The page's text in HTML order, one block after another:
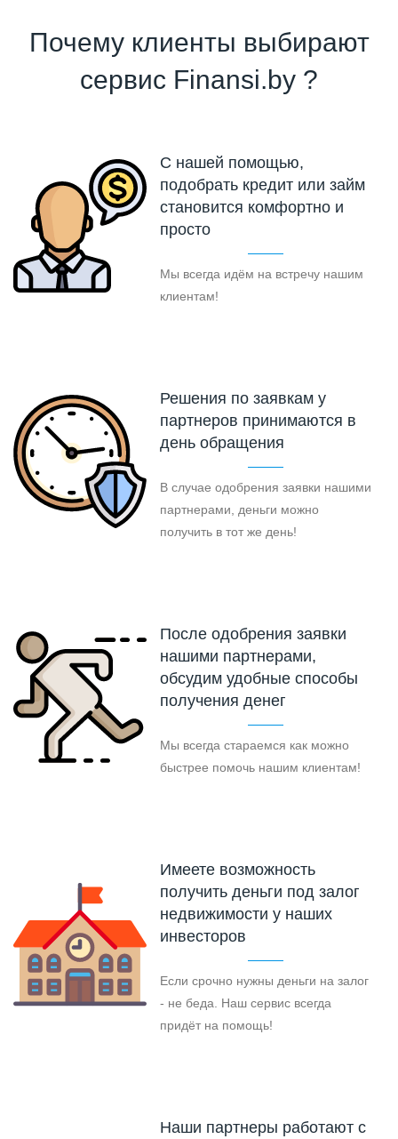
Почему клиенты выбирают
сервис Finansi.by ?
С нашей помощью,
подобрать кредит или займ
становится комфортно и
просто
Мы всегда идём на встречу нашим
клиентам!
Решения по заявкам у
партнеров принимаются в
день обращения
В случае одобрения заявки нашими
партнерами, деньги можно
получить в тот же день!
После одобрения заявки
нашими партнерами,
обсудим удобные способы
получения денег
Мы всегда стараемся как можно
быстрее помочь нашим клиентам!
Имеете возможность
получить деньги под залог
недвижимости у наших
инвесторов
Если срочно нужны деньги на залог
- не беда. Наш сервис всегда
придёт на помощь!
Наши партнеры работают с